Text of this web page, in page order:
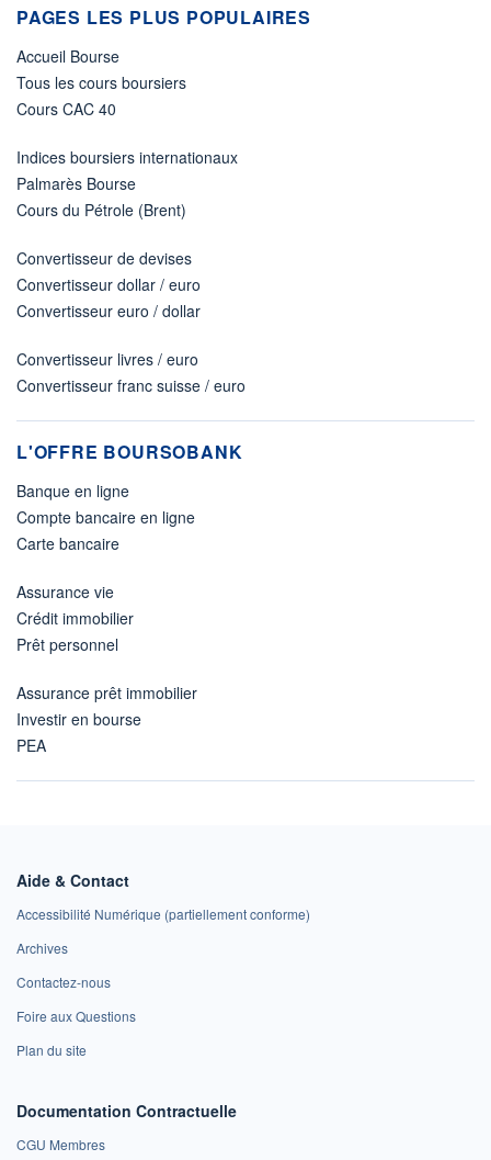
PAGES LES PLUS POPULAIRES
Accueil Bourse
Tous les cours boursiers
Cours CAC 40
Indices boursiers internationaux
Palmarès Bourse
Cours du Pétrole (Brent)
Convertisseur de devises
Convertisseur dollar / euro
Convertisseur euro / dollar
Convertisseur livres / euro
Convertisseur franc suisse / euro
L'OFFRE BOURSOBANK
Banque en ligne
Compte bancaire en ligne
Carte bancaire
Assurance vie
Crédit immobilier
Prêt personnel
Assurance prêt immobilier
Investir en bourse
PEA
Aide & Contact
Accessibilité Numérique (partiellement conforme)
Archives
Contactez-nous
Foire aux Questions
Plan du site
Documentation Contractuelle
CGU Membres